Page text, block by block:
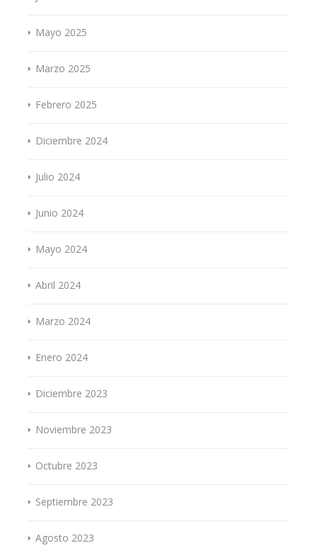
Mayo 2025
Marzo 2025
Febrero 2025
Diciembre 2024
Julio 2024
Junio 2024
Mayo 2024
Abril 2024
Marzo 2024
Enero 2024
Diciembre 2023
Noviembre 2023
Octubre 2023
Septiembre 2023
Agosto 2023